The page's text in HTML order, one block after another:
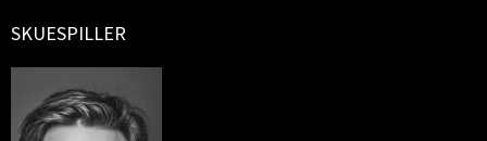
SKUESPILLER